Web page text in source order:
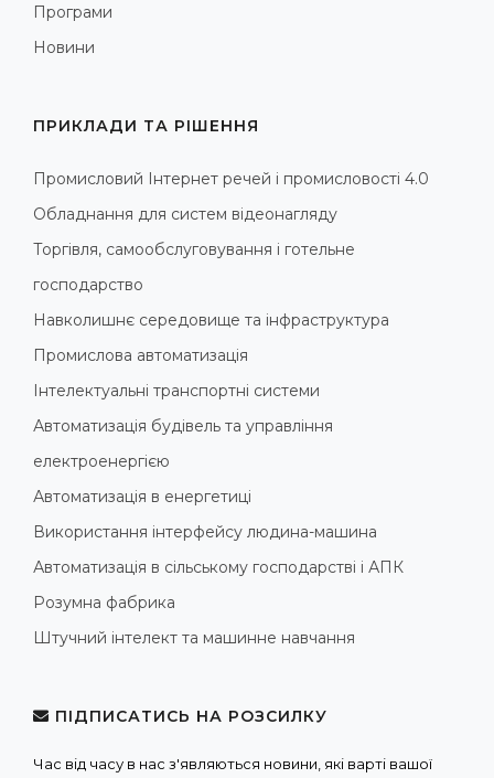
Програми
Новини
ПРИКЛАДИ ТА РІШЕННЯ
Промисловий Інтернет речей і промисловості 4.0
Обладнання для систем відеонагляду
Торгівля, самообслуговування і готельне
господарство
Навколишнє середовище та інфраструктура
Промислова автоматизація
Інтелектуальні транспортні системи
Автоматизація будівель та управління
електроенергією
Автоматизація в енергетиці
Використання інтерфейсу людина-машина
Автоматизація в сільському господарстві і АПК
Розумна фабрика
Штучний інтелект та машинне навчання
ПІДПИСАТИСЬ НА РОЗСИЛКУ
Час від часу в нас з'являються новини, які варті вашої